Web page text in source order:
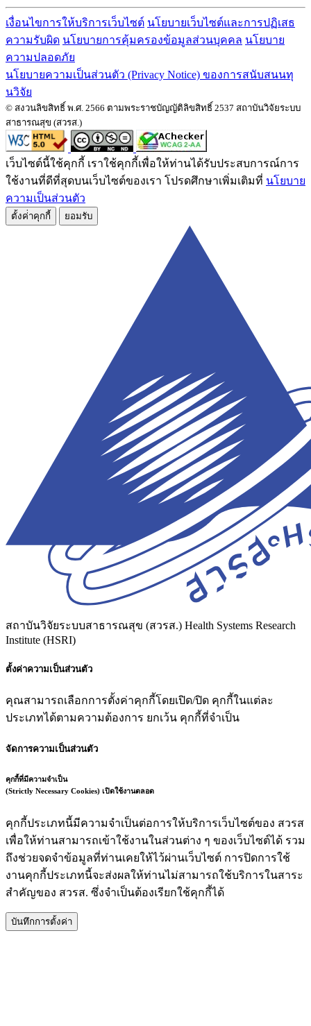
เงื่อนไขการให้บริการเว็บไซต์ นโยบายเว็บไซต์และการปฏิเสธ
ความรับผิด นโยบายการคุ้มครองข้อมูลส่วนบุคคล นโยบาย
ความปลอดภัย
นโยบายความเป็นส่วนตัว (Privacy Notice) ของการสนับสนนทุ
นวิจัย
© สงวนลิขสิทธิ์ พ.ศ. 2566 ตามพระราชบัญญัติลิขสิทธิ์ 2537 สถาบันวิจัยระบบ
สาธารณสุข (สวรส.)
เว็บไซต์นี้ใช้คุกกี้ เราใช้คุกกี้เพื่อให้ท่านได้รับประสบการณ์การ
ใช้งานที่ดีที่สุดบนเว็บไซต์ของเรา โปรดศึกษาเพิ่มเติมที่ นโยบาย
ความเป็นส่วนตัว
ตั้งค่่าคุกกี้ ยอมรับ
สถาบันวิจัยระบบสาธารณสุข (สวรส.) Health Systems Research
Institute (HSRI)
ตั้งค่าความเป็นส่วนตัว
คุณสามารถเลือกการตั้งค่าคุกกี้โดยเปิด/ปิด คุกกี้ในแต่ละ
ประเภทได้ตามความต้องการ ยกเว้น คุกกี้ที่จำเป็น
จัดการความเป็นส่วนตัว
คุกกี้ที่มีความจำเป็น
(Strictly Necessary Cookies) เปิดใช้งานตลอด
คุกกี้ประเภทนี้มีความจำเป็นต่อการให้บริการเว็บไซต์ของ สวรส
เพื่อให้ท่านสามารถเข้าใช้งานในส่วนต่าง ๆ ของเว็บไซต์ได้ รวม
ถึงช่วยจดจำข้อมูลที่ท่านเคยให้ไว้ผ่านเว็บไซต์ การปิดการใช้
งานคุกกี้ประเภทนี้จะส่งผลให้ท่านไม่สามารถใช้บริการในสาระ
สำคัญของ สวรส. ซึ่งจำเป็นต้องเรียกใช้คุกกี้ได้
บันทึกการตั้งค่า